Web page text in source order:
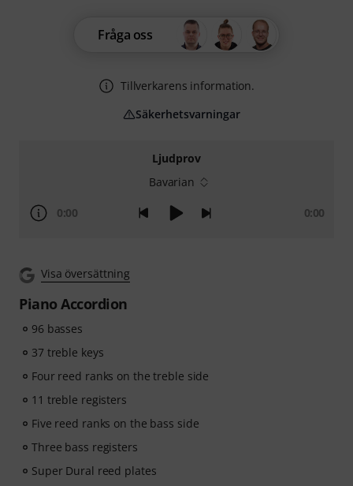
Ljudprov
Bavarian
0:00 0:00
Visa översättning
Piano Accordion
96 basses
37 treble keys
Four reed ranks on the treble side
11 treble registers
Five reed ranks on the bass side
Three bass registers
Super Dural reed plates
Fråga oss
Tillverkarens information.
Säkerhetsvarningar